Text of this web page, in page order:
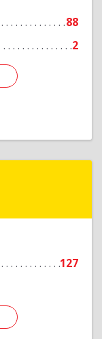
88
2
Подробнее
127
Подробнее